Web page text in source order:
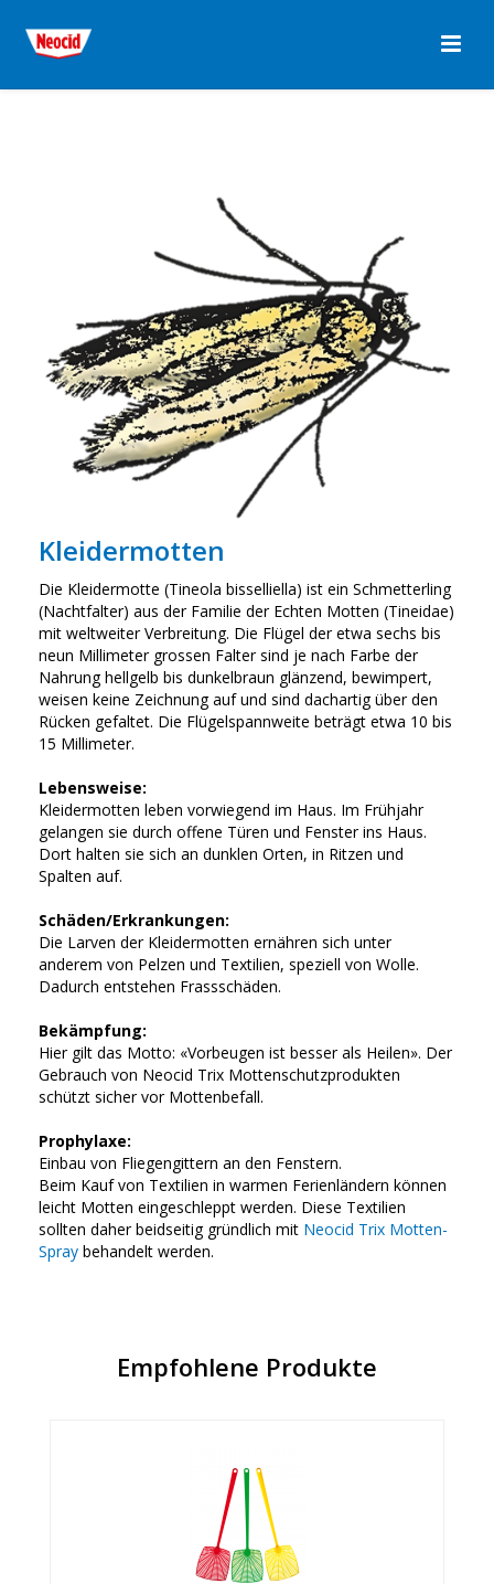
Kleidermotten
Die Kleidermotte (Tineola bisselliella) ist ein Schmetterling
(Nachtfalter) aus der Familie der Echten Motten (Tineidae)
mit weltweiter Verbreitung. Die Flügel der etwa sechs bis
neun Millimeter grossen Falter sind je nach Farbe der
Nahrung hellgelb bis dunkelbraun glänzend, bewimpert,
weisen keine Zeichnung auf und sind dachartig über den
Rücken gefaltet. Die Flügelspannweite beträgt etwa 10 bis
15 Millimeter.
Lebensweise:
Kleidermotten leben vorwiegend im Haus. Im Frühjahr
gelangen sie durch offene Türen und Fenster ins Haus.
Dort halten sie sich an dunklen Orten, in Ritzen und
Spalten auf.
Schäden/Erkrankungen:
Die Larven der Kleidermotten ernähren sich unter
anderem von Pelzen und Textilien, speziell von Wolle.
Dadurch entstehen Frassschäden.
Bekämpfung:
Hier gilt das Motto: «Vorbeugen ist besser als Heilen». Der
Gebrauch von Neocid Trix Mottenschutzprodukten
schützt sicher vor Mottenbefall.
Prophylaxe:
Einbau von Fliegengittern an den Fenstern.
Beim Kauf von Textilien in warmen Ferienländern können
leicht Motten eingeschleppt werden. Diese Textilien
sollten daher beidseitig gründlich mit Neocid Trix Motten-
Spray behandelt werden.
Empfohlene Produkte